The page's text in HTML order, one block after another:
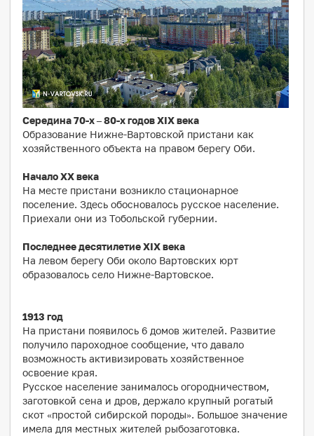
Середина 70-х – 80-х годов XIX века
Образование Нижне-Вартовской пристани как
хозяйственного объекта на правом берегу Оби.
Начало ХХ века
На месте пристани возникло стационарное
поселение. Здесь обосновалось русское население.
Приехали они из Тобольской губернии.
Последнее десятилетие XIX века
На левом берегу Оби около Вартовских юрт
образовалось село Нижне-Вартовское.
1913 год
На пристани появилось 6 домов жителей. Развитие
получило пароходное сообщение, что давало
возможность активизировать хозяйственное
освоение края.
Русское население занималось огородничеством,
заготовкой сена и дров, держало крупный рогатый
скот «простой сибирской породы». Большое значение
имела для местных жителей рыбозаготовка.